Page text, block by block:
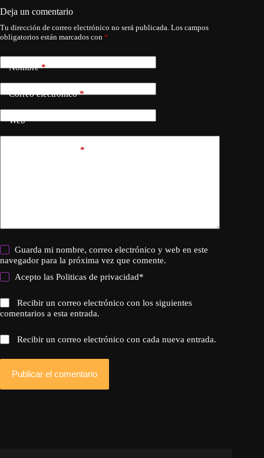
Deja un comentario
Tu dirección de correo electrónico no será publicada. Los campos
obligatorios están marcados con *
Nombre*
Correo electrónico*
Web
*
Guarda mi nombre, correo electrónico y web en este
navegador para la próxima vez que comente.
Acepto lasPoliticas de privacidad*
Recibir un correo electrónico con los siguientes
comentarios a esta entrada.
Recibir un correo electrónico con cada nueva entrada.
Publicar el comentario